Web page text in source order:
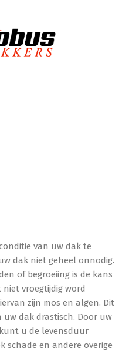
van uw dak te
dak niet geheel onnodig.
of begroeiing is de kans
vroegtijdig word
zijn mos en algen. Dit
dak drastisch. Door uw
u de levensduur
schade en andere overige